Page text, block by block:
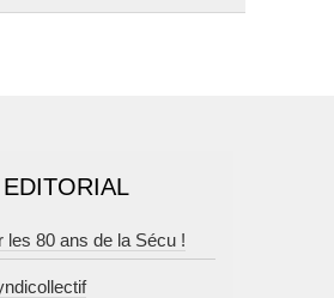
EDITORIAL
les 80 ans de la Sécu !